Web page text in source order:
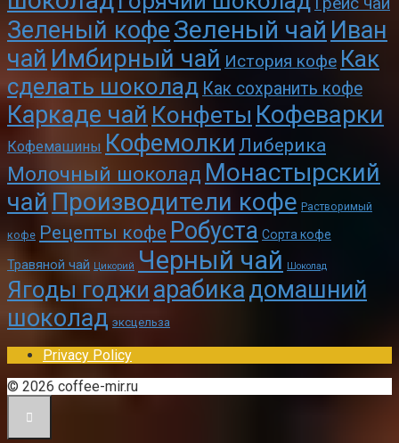
Зеленый кофеЗеленый чай Иван
чай Имбирный чай История кофе Как
сделать шоколад Как сохранить кофе
Каркаде чай Конфеты Кофеварки
Кофемашины Кофемолки Либерика
Молочный шоколад Монастырский
чай Производители кофе Растворимый
кофе Рецепты кофе Робуста Сорта кофе
Травяной чай Цикорий Черный чай Шоколад
Ягоды годжи арабикадомашний
шоколад эксцельза
Privacy Policy
© 2026 coffee-mir.ru